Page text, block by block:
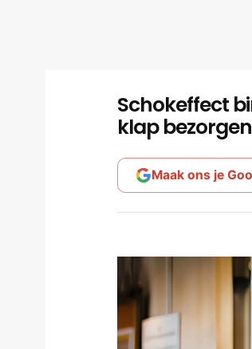
Schokeffect
klap bezorgen
Maak ons je